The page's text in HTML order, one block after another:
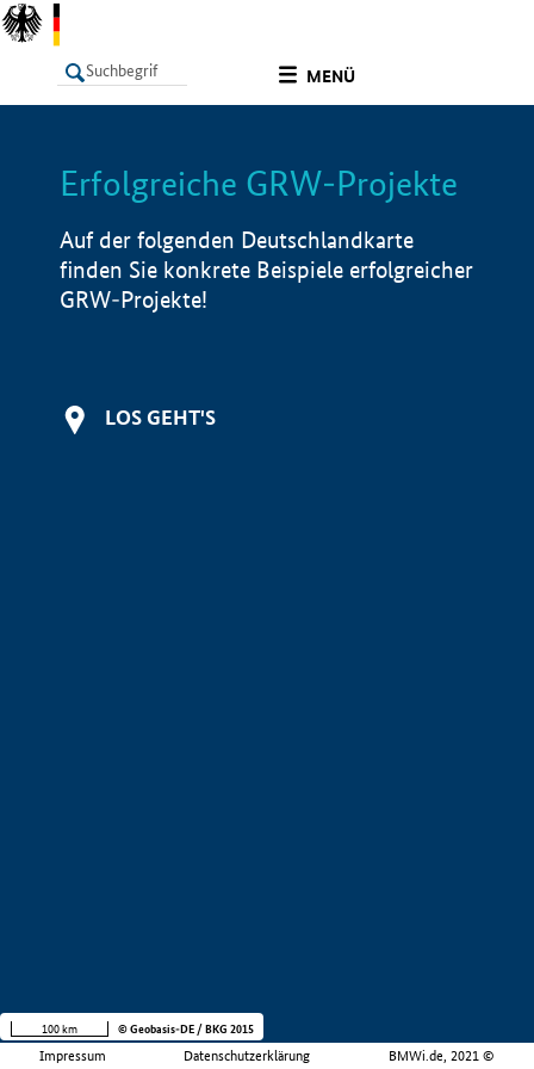
MENÜ
LISTE Info
Erfolgreiche GRW-Projekte
Auf der folgenden Deutschlandkarte
finden Sie konkrete Beispiele erfolgreicher
GRW-Projekte!
LOS GEHT'S
Impressum Datenschutzerklärung BMWi.de, 2021 ©
100 km © Geobasis-DE / BKG 2015